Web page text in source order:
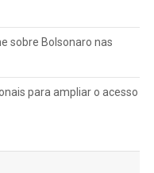
sobre Bolsonaro nas
para ampliar o acesso